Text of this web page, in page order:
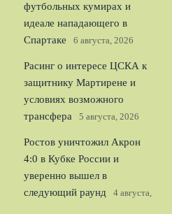
футбольных кумирах и
идеале нападающего в
Спартаке
6 августа, 2026
Расинг о интересе ЦСКА к
защитнику Мартирене и
условиях возможного
трансфера
5 августа, 2026
Ростов уничтожил Акрон
4:0 в Кубке России и
уверенно вышел в
следующий раунд
4 августа,